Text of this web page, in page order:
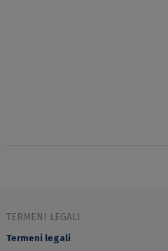
TERMENI LEGALI
Termeni legali